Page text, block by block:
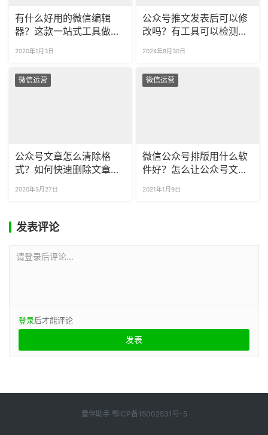
有什么好用的微信编辑
器？这款一站式工具做你
2020年1月3日
公众号推文发表后可以修
改吗？有工具可以检测推
2024年8月30日
微信运营
公众号文章怎么清除格
式？如何快速删除文章的
2020年3月27日
微信运营
微信公众号排版用什么软
件好？怎么让公众号文章
2021年1月9日
发表评论
请登录后评论...
登录后才能评论
壹伴助手 鄂ICP备15002531号-5